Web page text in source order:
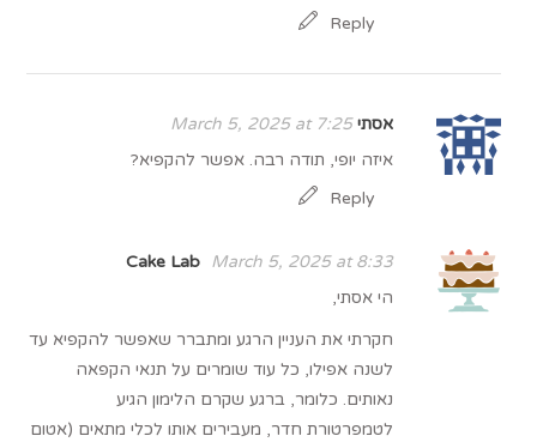
Reply
אסתי March 5, 2025 at 7:25
איזה יופי, תודה רבה. אפשר להקפיא?
Reply
Cake Lab
March 5, 2025 at 8:33
הי אסתי,
חקרתי את העניין הרגע ומתברר שאפשר להקפיא עד
לשנה אפילו, כל עוד שומרים על תנאי הקפאה
נאותים. כלומר, ברגע שקרם הלימון הגיע
לטמפרטורת חדר, מעבירים אותו לכלי מתאים (אטום